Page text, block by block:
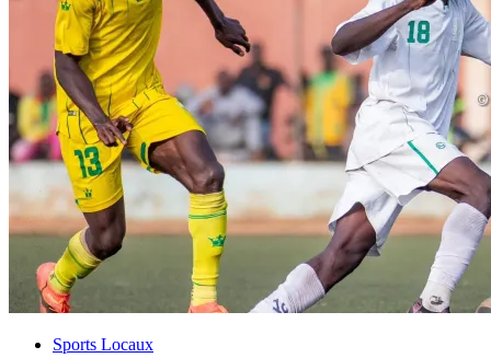
Sports Locaux